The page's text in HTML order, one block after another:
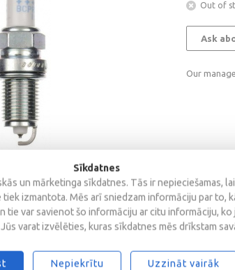
Out of
Ask
Our
Sīkdatnes
un mārketinga sīkdatnes. Tās ir nepieciešamas,
izmantota. Mēs arī sniedzam informāciju par to,
tie var savienot šo informāciju ar citu informāciju,
varat izvēlēties, kuras sīkdatnes mēs drīkstam
Nepiekrītu Uzzināt vairāk